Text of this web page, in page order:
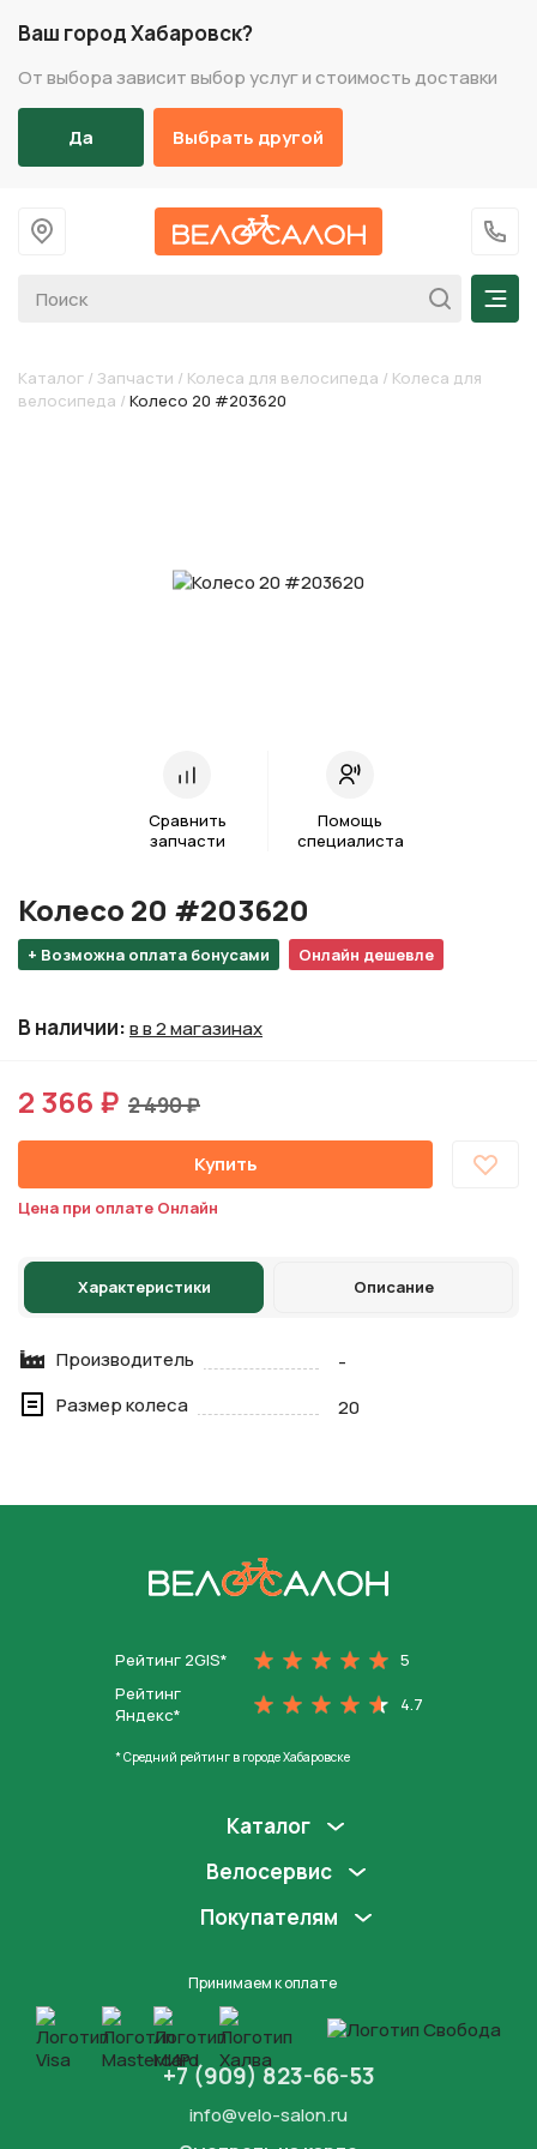
Ваш город Хабаровск?
От выбора зависит выбор услуг и стоимость доставки
Да Выбрать другой
На главную
+7
Каталог / Запчасти / Колеса для велосипеда / Колеса для
велосипеда / Колесо 20 #203620
Сравнить
запчасти
Помощь
специалиста
+ Возможна оплата бонусами Онлайн дешевле
Колесо 20 #203620
В наличии:в в 2 магазинах
2 366 ₽ 2 490 ₽
Купить
Цена при оплате Онлайн
Характеристики Описание
Производитель
-
Размер колеса
20
Рейтинг 2GIS*
5
Рейтинг
Яндекс*
4.7
* Средний рейтинг в городе Хабаровске
Каталог
Велосервис
Покупателям
Принимаем к оплате
+7 (909) 823-66-53
info@velo-salon.ru